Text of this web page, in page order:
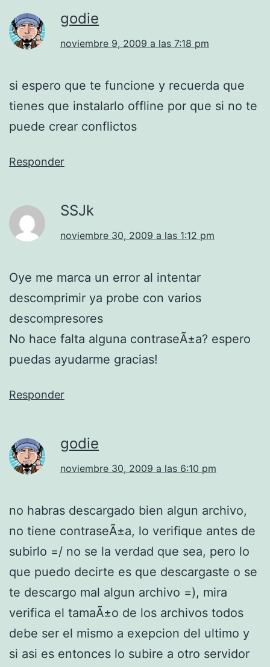
godie
noviembre 9, 2009 a las 7:18 pm
si espero que te funcione y recuerda que
tienes que instalarlo offline por que si no te
puede crear conflictos
Responder
SSJk
noviembre 30, 2009 a las 1:12 pm
Oye me marca un error al intentar
descomprimir ya probe con varios
descompresores
No hace falta alguna contraseÃ±a? espero
puedas ayudarme gracias!
Responder
godie
noviembre 30, 2009 a las 6:10 pm
no habras descargado bien algun archivo,
no tiene contraseÃ±a, lo verifique antes de
subirlo =/ no se la verdad que sea, pero lo
que puedo decirte es que descargaste o se
te descargo mal algun archivo =), mira
verifica el tamaÃ±o de los archivos todos
debe ser el mismo a exepcion del ultimo y
si asi es entonces lo subire a otro servidor